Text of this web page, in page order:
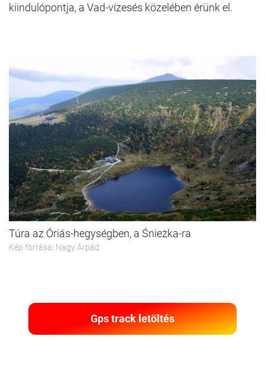
kiindulópontja, a Vad-vízesés közelében érünk el.
Túra az Óriás-hegységben, a Śnieżka-ra
Kép forrása: Nagy Árpád
Gps track letöltés